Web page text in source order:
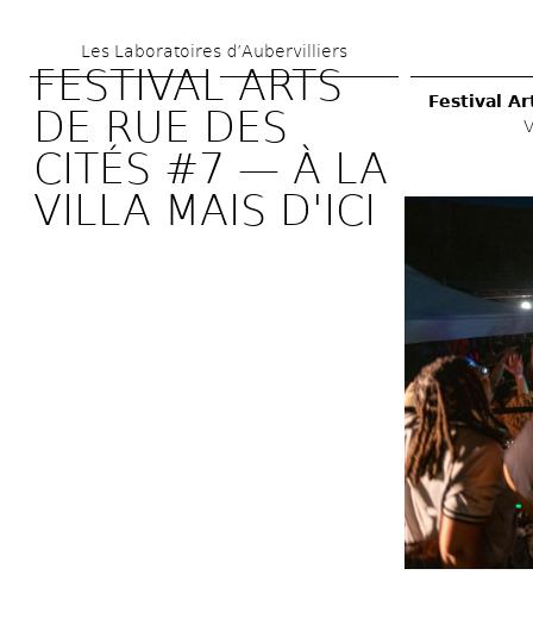
au
contenu
principal
Les Laboratoires d’Aubervilliers
FESTIVAL ARTS
DE RUE DES
CITÉS #7 — À LA
VILLA MAIS D'ICI
Festival